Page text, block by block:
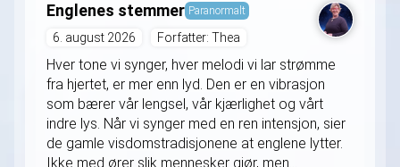
Englenes stemmer Paranormalt
6. august 2026 Forfatter: Thea
Hver tone vi synger, hver melodi vi lar strømme
fra hjertet, er mer enn lyd. Den er en vibrasjon
som bærer vår lengsel, vår kjærlighet og vårt
indre lys. Når vi synger med en ren intensjon, sier
de gamle visdomstradisjonene at englene lytter.
Ikke med ører slik mennesker gjør, men...